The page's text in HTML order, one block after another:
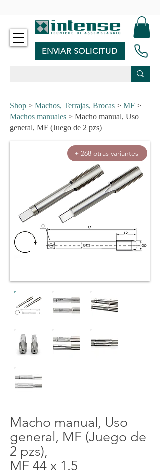
ENVIAR SOLICITUD
Shop > Machos, Terrajas, Brocas > MF >
Machos manuales > Macho manual, Uso
general, MF (Juego de 2 pzs)
+ 268 otras variantes
Macho manual, Uso
general, MF (Juego de
2 pzs),
MF 44 x 1.5